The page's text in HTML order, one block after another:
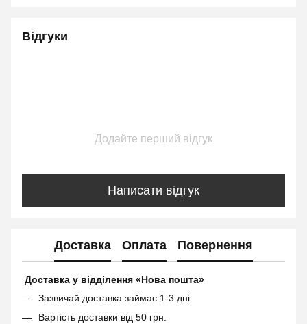
Відгуки
Додайте перший відгук
Написати відгук
Доставка Оплата Повернення
Доставка у відділення «Нова пошта»
Зазвичай доставка займає 1-3 дні.
Вартість доставки від 50 грн.